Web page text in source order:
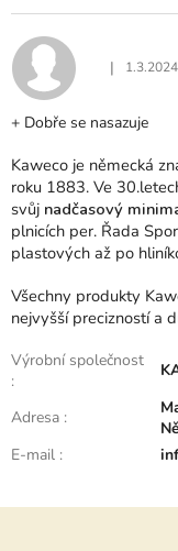
| 1.3.2024
+ Dobře se nasazuje
Kaweco je německá
roku 1883. Ve
svůj nadčasový
plnicích per. Řada
plastových až po
Všechny produkty
nejvyšší precizností a
Výrobní společnost
:
Adresa :
E-mail :